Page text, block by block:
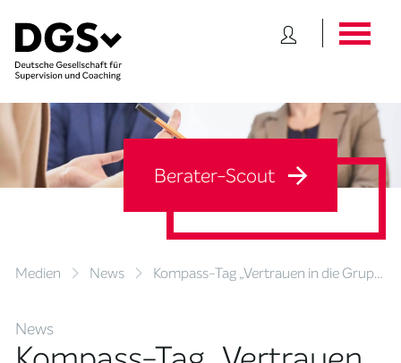
Medien News Kompass-Tag „Vertrauen in die Grup…
Berater-Scout
News